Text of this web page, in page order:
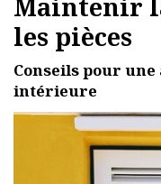
Maintenir
les pièces
Conseils pour
intérieure